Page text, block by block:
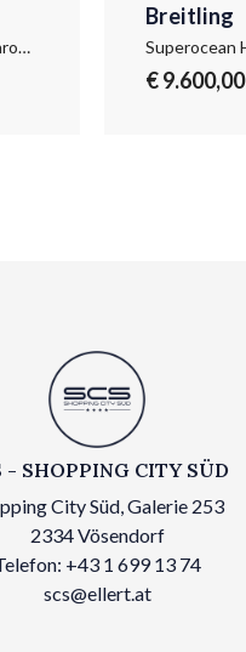
Superocean Heritage B01 Chronograph 42
Breitling
€ 9.600,00
- SHOPPING CITY SÜD
City Süd, Galerie 253
2334 Vösendorf
+43 1 699 13 74
scs@ellert.at